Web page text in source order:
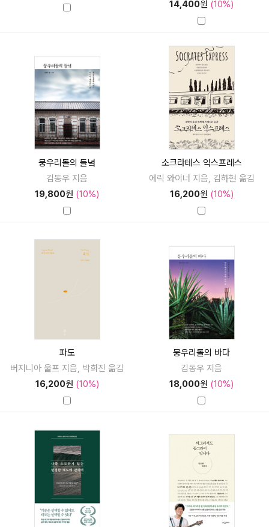
14,400원 (10%)
뭉우리돌의 들녘
김동우 지음
19,800원 (10%)
소크라테스 익스프레스
에릭 와이너 지음, 김하현 옮김
16,200원 (10%)
파도
버지니아 울프 지음, 박희진 옮김
16,200원 (10%)
뭉우리돌의 바다
김동우 지음
18,000원 (10%)